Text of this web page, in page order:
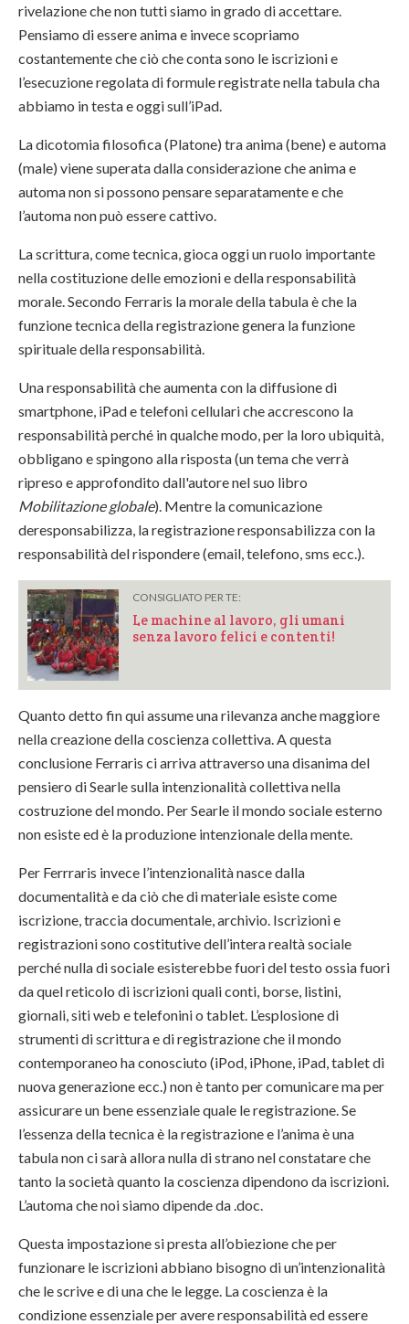
rivelazione che non tutti siamo in grado di accettare.
Pensiamo di essere anima e invece scopriamo
costantemente che ciò che conta sono le iscrizioni e
l’esecuzione regolata di formule registrate nella tabula cha
abbiamo in testa e oggi sull’iPad.
La dicotomia filosofica (Platone) tra anima (bene) e automa
(male) viene superata dalla considerazione che anima e
automa non si possono pensare separatamente e che
l’automa non può essere cattivo.
La scrittura, come tecnica, gioca oggi un ruolo importante
nella costituzione delle emozioni e della responsabilità
morale. Secondo Ferraris la morale della tabula è che la
funzione tecnica della registrazione genera la funzione
spirituale della responsabilità.
Una responsabilità che aumenta con la diffusione di
smartphone, iPad e telefoni cellulari che accrescono la
responsabilità perché in qualche modo, per la loro ubiquità,
obbligano e spingono alla risposta (un tema che verrà
ripreso e approfondito dall'autore nel suo libro
Mobilitazione globale). Mentre la comunicazione
deresponsabilizza, la registrazione responsabilizza con la
responsabilità del rispondere (email, telefono, sms ecc.).
CONSIGLIATO PER TE:
Le machine al lavoro, gli umani
senza lavoro felici e contenti!
Quanto detto fin qui assume una rilevanza anche maggiore
nella creazione della coscienza collettiva. A questa
conclusione Ferraris ci arriva attraverso una disanima del
pensiero di Searle sulla intenzionalità collettiva nella
costruzione del mondo. Per Searle il mondo sociale esterno
non esiste ed è la produzione intenzionale della mente.
Per Ferrraris invece l’intenzionalità nasce dalla
documentalità e da ciò che di materiale esiste come
iscrizione, traccia documentale, archivio. Iscrizioni e
registrazioni sono costitutive dell’intera realtà sociale
perché nulla di sociale esisterebbe fuori del testo ossia fuori
da quel reticolo di iscrizioni quali conti, borse, listini,
giornali, siti web e telefonini o tablet. L’esplosione di
strumenti di scrittura e di registrazione che il mondo
contemporaneo ha conosciuto (iPod, iPhone, iPad, tablet di
nuova generazione ecc.) non è tanto per comunicare ma per
assicurare un bene essenziale quale le registrazione. Se
l’essenza della tecnica è la registrazione e l’anima è una
tabula non ci sarà allora nulla di strano nel constatare che
tanto la società quanto la coscienza dipendono da iscrizioni.
L’automa che noi siamo dipende da .doc.
Questa impostazione si presta all’obiezione che per
funzionare le iscrizioni abbiano bisogno di un’intenzionalità
che le scrive e di una che le legge. La coscienza è la
condizione essenziale per avere responsabilità ed essere